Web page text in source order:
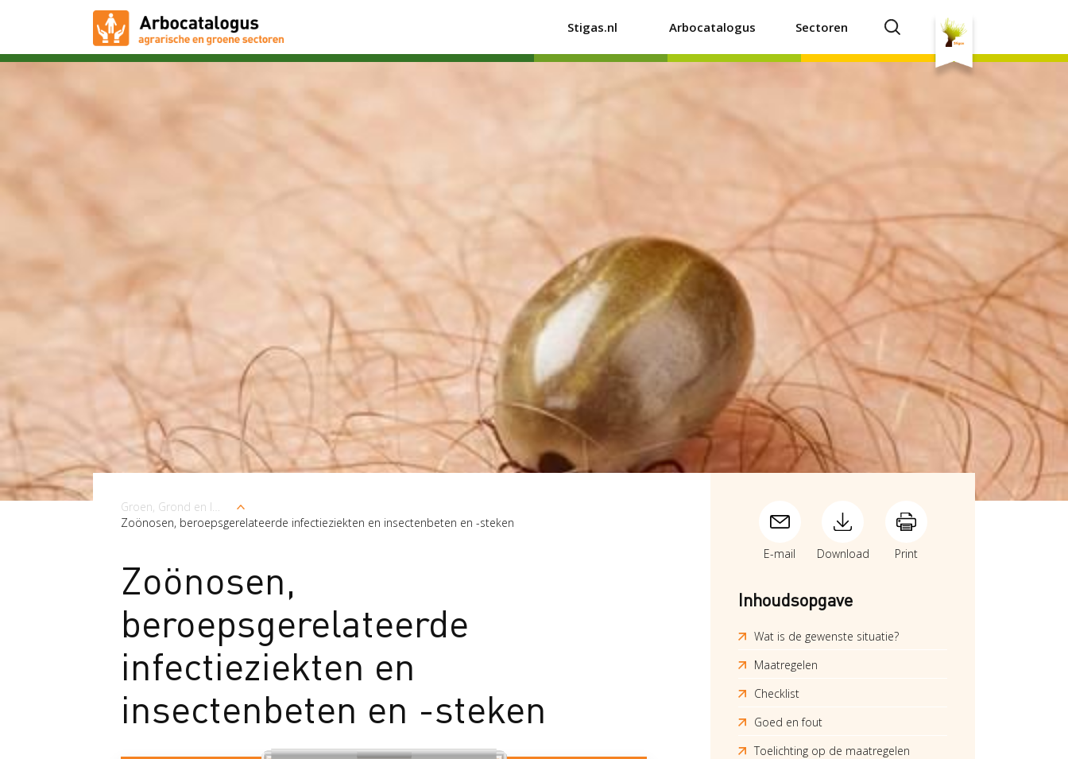
Stigas.nl Arbocatalogus Sectoren
Kruimelpad
Groen, Grond en Infrastructuur (Loonwerk)
Zoönosen, beroepsgerelateerde infectieziekten en insectenbeten en -steken
Zoönosen,
beroepsgerelateerde
infectieziekten en
insectenbeten en -steken
E-mail Download Print
Inhoudsopgave
Wat is de gewenste situatie?
Maatregelen
Checklist
Goed en fout
Toelichting op de maatregelen